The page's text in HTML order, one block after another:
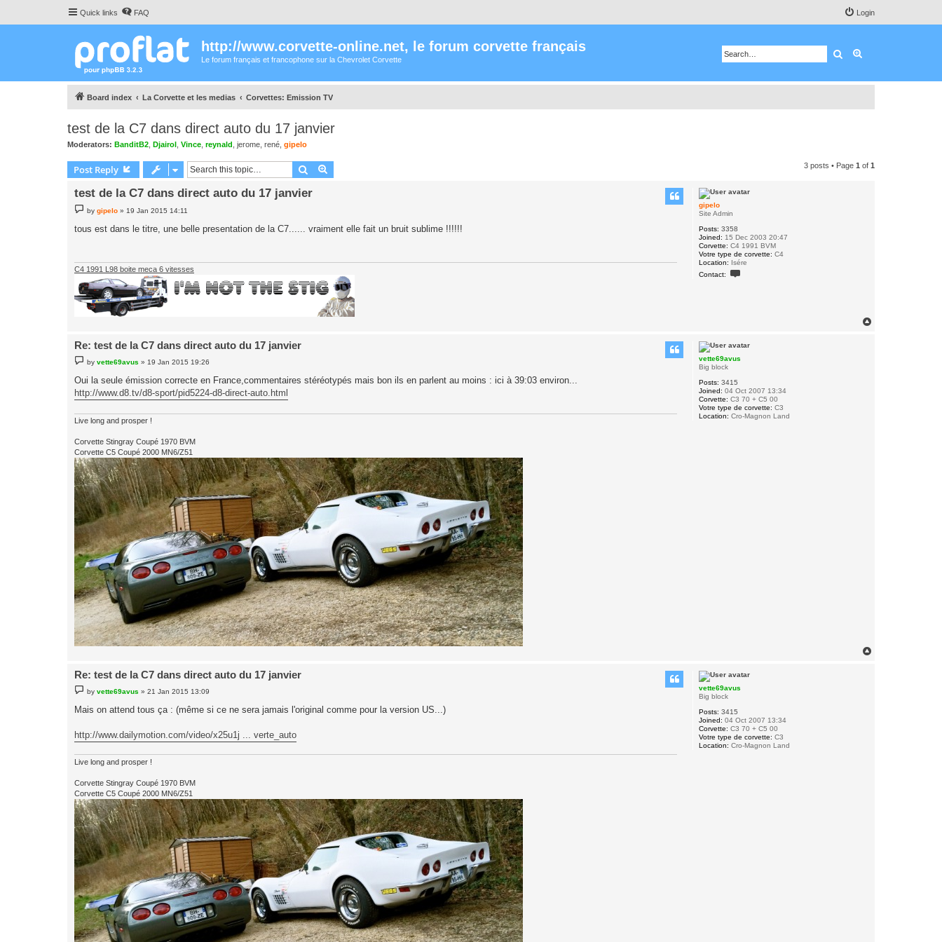
Quick links FAQ Login
http://www.corvette-online.net, le forum corvette français
Le forum français et francophone sur la Chevrolet Corvette Search
Board index La Corvette et les medias Corvettes: Emission TV
test de la C7 dans direct auto du 17 janvier
Moderators: BanditB2 Djairol Vince reynald jerome rené gipelo
Post Reply Search 3 posts • Page 1 of 1
gipelo
Site Admin
Posts: 3358
Joined: 15 Dec 2003 20:47
Corvette: C4 1991 BVM
Votre type de corvette: C4
Location: Isére
Contact:
p
test de la C7 dans direct auto du 17 janvier
P
o
t
bygipelo » 19 Jan 2015 14:11
tous est dans le titre, une belle presentation de la C7...... vraiment elle fait un bruit sublime !!!!!!
C4 1991 L98 boite meca 6 vitesses
vette69avus
Big block
Posts: 3415
Joined: 04 Oct 2007 13:34
Corvette: C3 70 + C5 00
Votre type de corvette: C3
Location: Cro-Magnon Land
Re: test de la C7 dans direct auto du 17 janvier
P
o
s
t
byvette69avus » 19 Jan 2015 19:26
Oui la seule émission correcte en France,commentaires stéréotypés mais bon ils en parlent au moins : ici à 39:03 environ...
http://www.d8.tv/d8-sport/pid5224-d8-direct-auto.html
Live long and prosper !
Corvette Stingray Coupé 1970 BVM
Corvette C5 Coupé 2000 MN6/Z51
vette69avus
Big block
Posts: 3415
Joined: 04 Oct 2007 13:34
Corvette: C3 70 + C5 00
Votre type de corvette: C3
Location: Cro-Magnon Land
Re: test de la C7 dans direct auto du 17 janvier
P
o
s
t
byvette69avus »21 Jan 2015 13:09
Mais on attend tous ça : (même si ce ne sera jamais l'original comme pour la version US...)
http://www.dailymotion.com/video/x25u1j ... verte_auto
Live long and prosper !
Corvette Stingray Coupé 1970 BVM
Corvette C5 Coupé 2000 MN6/Z51